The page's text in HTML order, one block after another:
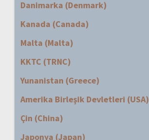
Danimarka (Denmark)
Kanada (Canada)
Malta (Malta)
KKTC (TRNC)
Yunanistan (Greece)
Amerika Birleşik Devletleri (USA)
Çin (China)
Japonya (Japan)